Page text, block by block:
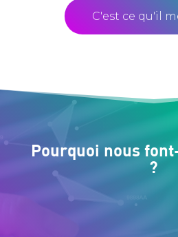
C'est ce qu'il
Pourquoi nous
?